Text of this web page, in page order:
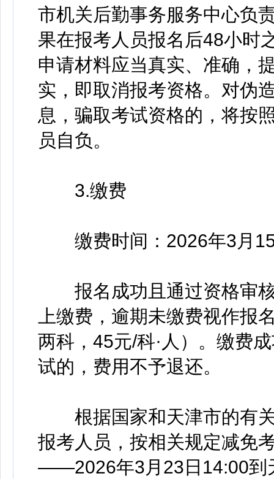
市机关后勤事务服务中心负
果在报考人员报名后48小时
申请材料应当真实、准确，
实，即取消报考资格。对伪
息，骗取考试资格的，将按
员自负。
3.缴费
缴费时间：2026年3月15
报名成功且通过资格审核
上缴费，逾期未缴费视作报
两科，45元/科·人）。缴费
试的，费用不予退还。
根据国家和天津市的有关
报考人员，按相关规定减免
——2026年3月23日14:00到